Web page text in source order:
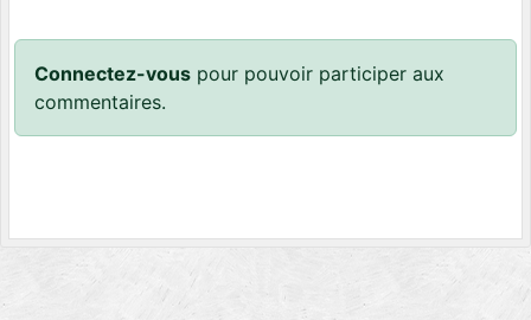
Connectez-vous pour pouvoir participer aux
commentaires.